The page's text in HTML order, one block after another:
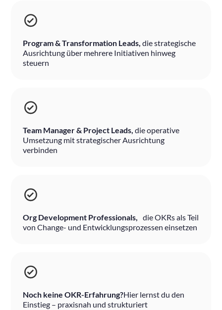
Program & Transformation Leads, die strategische
Ausrichtung über mehrere Initiativen hinweg
steuern
Team Manager & Project Leads, die operative
Umsetzung mit strategischer Ausrichtung
verbinden
Org Development Professionals, die OKRs als Teil
von Change- und Entwicklungsprozessen einsetzen
Noch keine OKR-Erfahrung?Hier lernst du den
Einstieg – praxisnah und strukturiert